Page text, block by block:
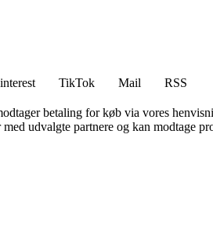
TikTok Mail
RSS
betaling for køb via vores
udvalgte partnere og kan modtage